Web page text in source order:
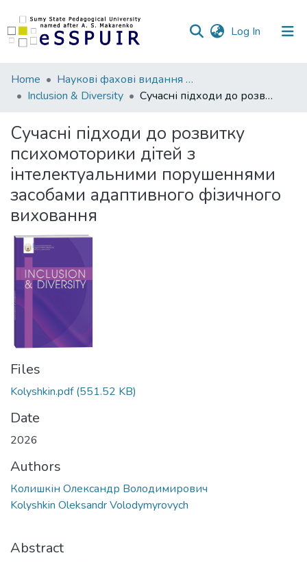
Log In (current)
Communities
&
All of DSpace
Statistics
Home
Наукові фахові видання СумДПУ
Inclusion & Diversity
Сучасні підходи до розвитку психомоторики дітей з інтелектуальними порушеннями засобами адаптивного фізичного виховання
Сучасні підходи до розвитку
психомоторики дітей з
інтелектуальними порушеннями
засобами адаптивного фізичного
виховання
Files
Kolyshkin.pdf(551.52 KB)
Date
2026
Authors
Колишкін Олександр Володимирович
Kolyshkin Oleksandr Volodymyrovych
Abstract